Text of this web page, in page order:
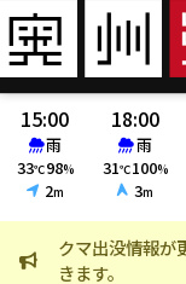
15:00
雨
33℃98%
2m
18:00
雨
31℃100%
3m
更新され次第、プッシ